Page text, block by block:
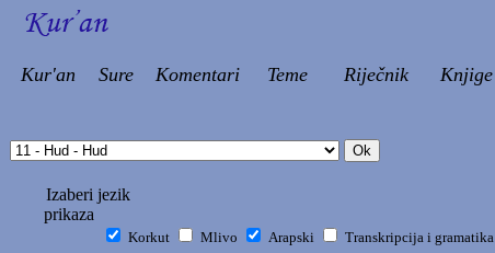
Kur'an Sure Komentari Teme Riječnik Knjige
Izaberi jezik
prikaza
Korkut Mlivo Arapski Transkripcija i gramatika